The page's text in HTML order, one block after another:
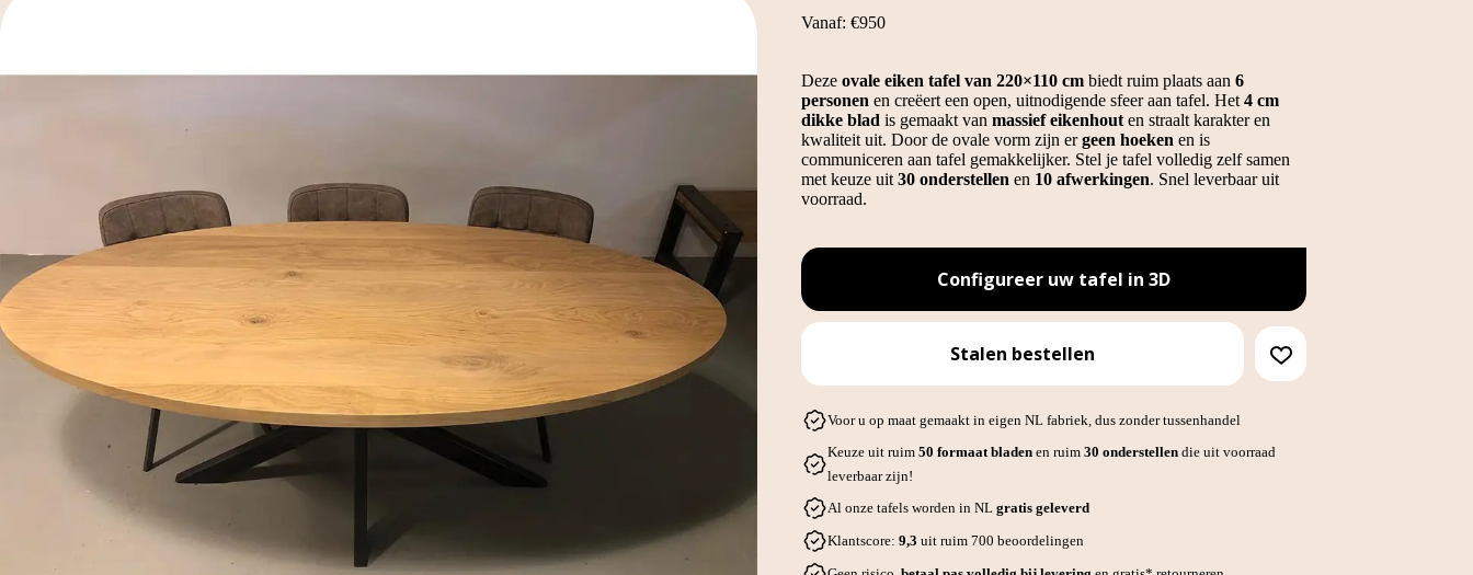
Vanaf:€950
Dezeovale eiken tafel van 220×110 cm biedt ruim plaats aan6
personen en creëert een open, uitnodigende sfeer aan tafel. Het4 cm
dikke blad is gemaakt vanmassief eikenhout en straalt karakter en
kwaliteit uit. Door de ovale vorm zijn ergeen hoeken en is
communiceren aan tafel gemakkelijker. Stel je tafel volledig zelf samen
met keuze uit30 onderstellen en 10 afwerkingen. Snel leverbaar uit
voorraad.
Configureer uw tafel in 3D
Stalen bestellen
Voor u op maat gemaakt in eigen NL fabriek, dus zonder tussenhandel
Keuze uit ruim 50 formaat bladen en ruim30 onderstellen die uit voorraad
leverbaar zijn!
Al onze tafels worden in NLgratis geleverd
Klantscore: 9,3uit ruim 700 beoordelingen